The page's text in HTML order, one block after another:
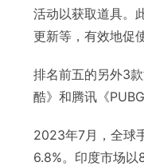
活动以获取道具。
更新等，有效地促
排名前五的另外3
酷》和腾讯《
2023年7月，全球
6.8%。印度市场以